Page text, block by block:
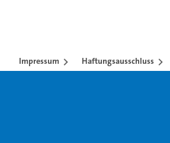
Impressum Haftungsausschluss